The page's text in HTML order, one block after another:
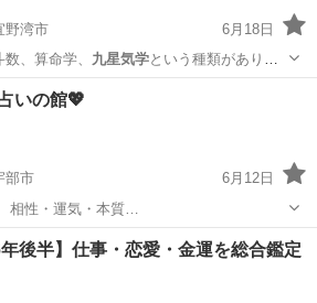
野湾市
6月18日
、算命学、 九星気学という種類がありま
い
いの館💖
部市
6月12日
相性・運気・本質…
年後半】仕事・恋愛・金運を総合鑑定